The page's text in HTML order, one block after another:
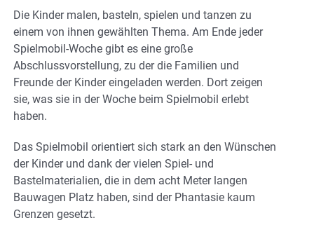
Die Kinder malen, basteln, spielen und tanzen zu
einem von ihnen gewählten Thema. Am Ende jeder
Spielmobil-Woche gibt es eine große
Abschlussvorstellung, zu der die Familien und
Freunde der Kinder eingeladen werden. Dort zeigen
sie, was sie in der Woche beim Spielmobil erlebt
haben.
Das Spielmobil orientiert sich stark an den Wünschen
der Kinder und dank der vielen Spiel- und
Bastelmaterialien, die in dem acht Meter langen
Bauwagen Platz haben, sind der Phantasie kaum
Grenzen gesetzt.